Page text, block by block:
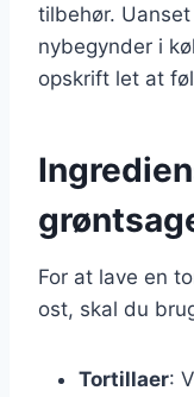
tilbehør.
nybegynder i
opskrift let at
For at lave en
ost, skal du
Tortillaer: